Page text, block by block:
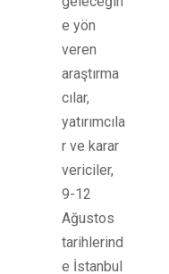
e yön
veren
araştırma
cılar,
yatırımcıla
r ve karar
vericiler,
9-12
Ağustos
tarihlerind
e İstanbul